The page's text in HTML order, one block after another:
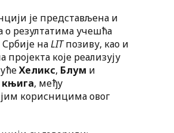
је представљена и
о резултатима учешћа
наLITпозиву, као и
пројекта које реализују
Хеликс, Блум и
, међу
корисницима овог